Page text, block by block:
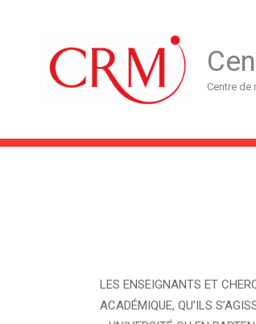
Centre de
LES ENSEIGNANTS ET
ACADÉMIQUE, QU’ILS